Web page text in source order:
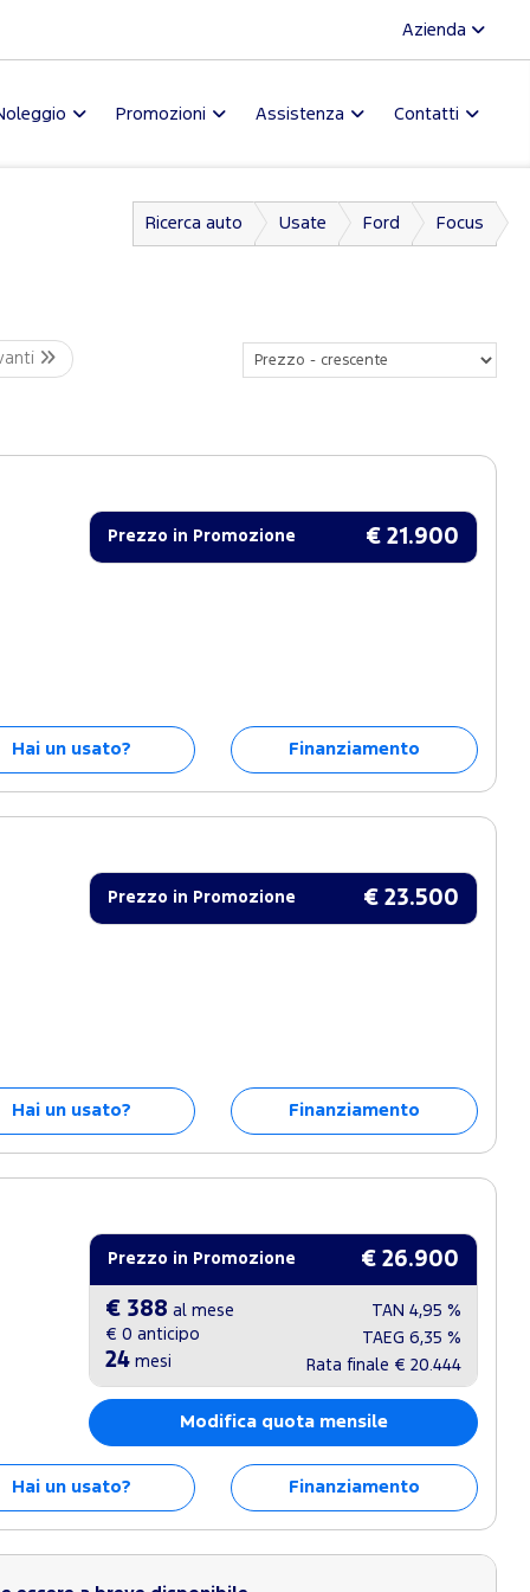
Azienda
Promozioni Assistenza Contatti
Ricerca auto Usate Ford Focus
Prezzo in Promozione € 21.900
Hai un usato? Finanziamento
Prezzo in Promozione € 23.500
Hai un usato? Finanziamento
Prezzo in Promozione € 26.900
€ 388 al mese
€ 0 anticipo
24 mesi
TAN 4,95 %
TAEG 6,35 %
Rata finale € 20.444
Modifica quota mensile
Hai un usato? Finanziamento